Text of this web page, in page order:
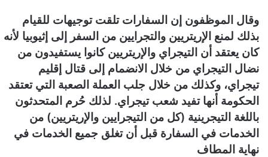
وقال الموظفون إن السفارات تلقت توجيهات للقيام
بذلك لمنع الإريتريين والتجرايين من السفر إلى إثيوبيا لأنه
كان يعتقد أن التيجراي والإريتريين كانوا يستفيدون من
نضال التيجراي من خلال الانضمام إلى قتال إقليم
تيجراي، وكذلك من خلال جلب العملة الصعبة التي تعتقد
الحكومة أنها تفيد شعب تيجراي. لذلك حُرم المتحدثون
باللغة التيجرينية (كل من التيجرايين والإريتريين) من
الخدمات في السفارة قبل أن تغلق جميع الخدمات في
نهاية المطاف